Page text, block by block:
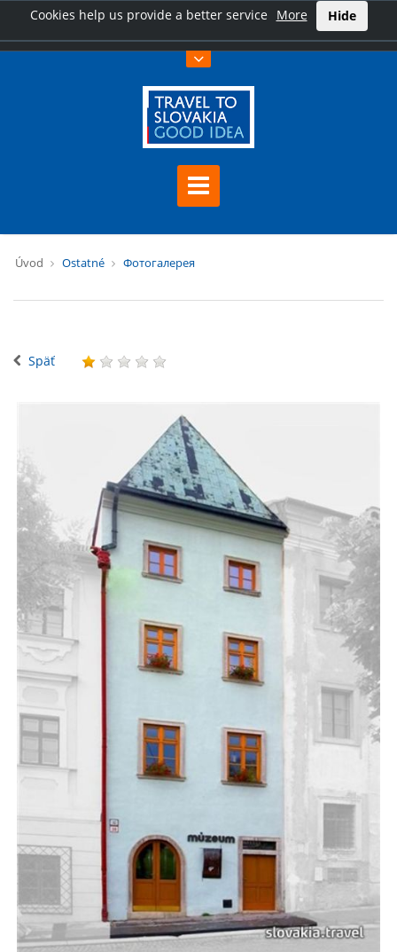
Cookies help us provide a better service More Hide
Úvod Ostatné Фотогалерея
Späť